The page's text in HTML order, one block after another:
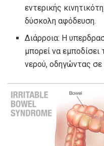
εντερικής
δύσκολη αφόδευση.
Διάρροια: Η
μπορεί να
νερού, οδηγώντας